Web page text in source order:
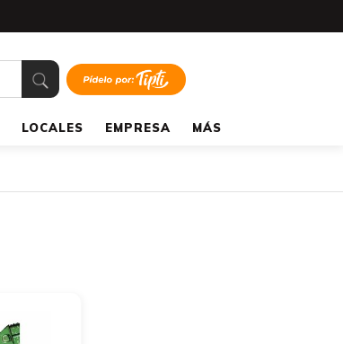
LOCALES EMPRESA MÁS